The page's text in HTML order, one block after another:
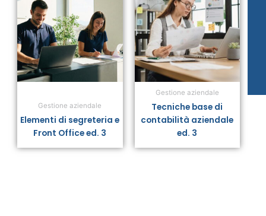
Gestione aziendale
Elementi di segreteria e
Front Office ed. 3
Gestione aziendale
Tecniche base di
contabilità aziendale
ed. 3